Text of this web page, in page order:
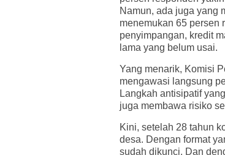
Namun, ada juga yang
menemukan 65 persen
penyimpangan, kredit
lama yang belum usai.
Yang menarik, Komisi
mengawasi langsung
Langkah antisipatif
juga membawa risiko
Kini, setelah 28 tahun
desa. Dengan format
sudah dikunci. Dan